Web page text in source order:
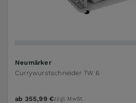
Neumärker
Currywurstschneider TW 6
ab 355,99 €zzgl. MwSt.